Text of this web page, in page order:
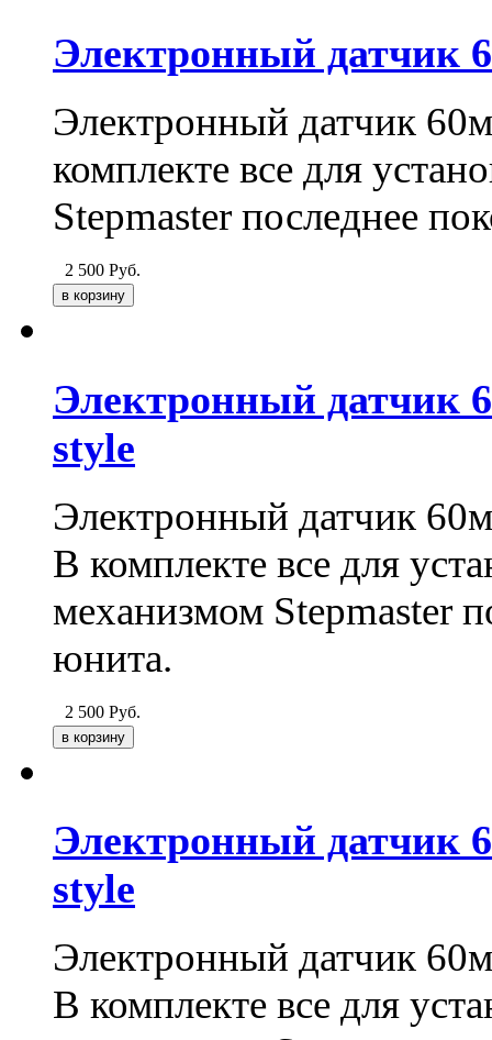
Электронный датчик
Электронный датчик
комплекте все для
Stepmaster последнее
2 500 Руб.
Электронный датчик
style
Электронный датчик
В комплекте все для
механизмом Stepmaster
юнита.
2 500 Руб.
Электронный датчик
style
Электронный датчик
В комплекте все для